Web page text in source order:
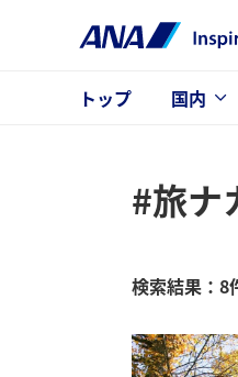
トップ 国内
#旅ナ
検索結果：8